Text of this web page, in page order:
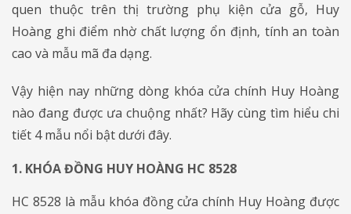
quen thuộc trên thị trường phụ kiện cửa gỗ, Huy
Hoàng ghi điểm nhờ chất lượng ổn định, tính an toàn
cao và mẫu mã đa dạng.
Vậy hiện nay những dòng khóa cửa chính Huy Hoàng
nào đang được ưa chuộng nhất? Hãy cùng tìm hiểu chi
tiết 4 mẫu nổi bật dưới đây.
1. KHÓA ĐỒNG HUY HOÀNG HC 8528
HC 8528 là mẫu khóa đồng cửa chính Huy Hoàng được